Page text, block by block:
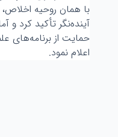
با همان روحیه
آینده‌نگر تأکید کرد و
حمایت از برنامه‌های
اعلام نمود.